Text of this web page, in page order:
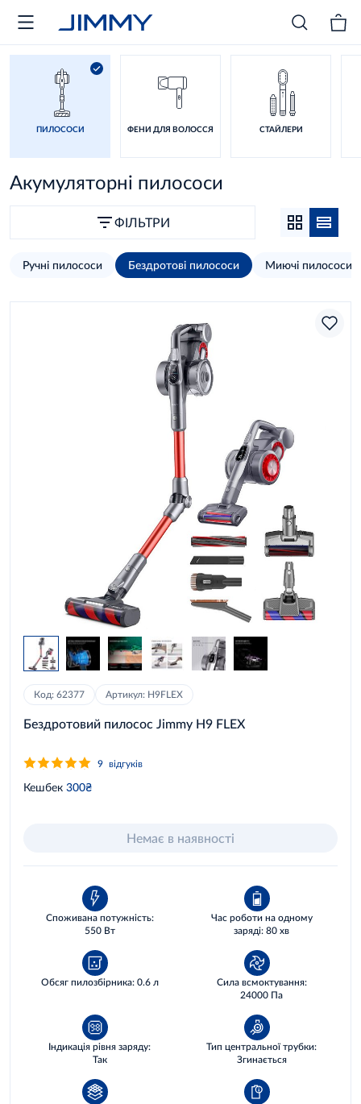
ПИЛОСОСИ ФЕНИ ДЛЯ ВОЛОССЯ СТАЙЛЕРИ
Акумуляторні пилососи
ФІЛЬТРИ
Ручні пилососи Бездротові пилососи Миючі пилососи
Код: 62377 Артикул: H9FLEX
Бездротовий пилосос Jimmy H9 FLEX
9 відгуків
Кешбек 300₴
Немає в наявності
Споживана потужність:
550 Вт
Час роботи на одному
заряді: 80 хв
Обсяг пилозбірника: 0.6 л
Сила всмоктування:
24000 Па
Індикація рівня заряду:
Так
Тип центральної трубки:
Згинається